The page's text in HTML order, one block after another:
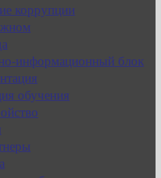
коррупции
информационный блок
обучения